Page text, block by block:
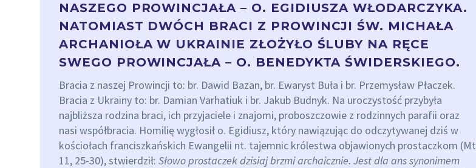
NASZEGO PROWINCJAŁA – O. EGIDIUSZA WŁODARCZYKA.
NATOMIAST DWÓCH BRACI Z PROWINCJI ŚW. MICHAŁA
ARCHANIOŁA W UKRAINIE ZŁOŻYŁO ŚLUBY NA RĘCE
SWEGO PROWINCJAŁA – O. BENEDYKTA ŚWIDERSKIEGO.
Bracia z naszej Prowincji to: br. Dawid Bazan, br. Ewaryst Buła i br. Przemysław Płaczek.
Bracia z Ukrainy to: br. Damian Varhatiuk i br. Jakub Budnyk. Na uroczystość przybyła
najbliższa rodzina braci, ich przyjaciele i znajomi, proboszczowie z rodzinnych parafii oraz
nasi współbracia. Homilię wygłosił o. Egidiusz, który nawiązując do odczytywanej dziś w
kościołach franciszkańskich Ewangelii nt. tajemnic królestwa objawionych prostaczkom (Mt
11, 25-30), stwierdził: Słowo prostaczek dzisiaj brzmi archaicznie. Jest dla ans synonimem